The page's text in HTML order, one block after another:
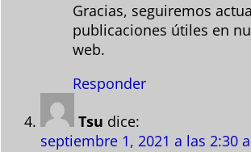
Gracias, seguiremos
publicaciones útiles en
web.
Responder
Tsu dice:
septiembre 1, 2021 a las 2:30